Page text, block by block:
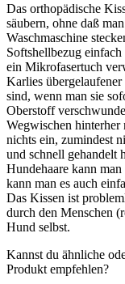
Das orthopädische
säubern, ohne daß
Waschmaschine
Softshellbezug
ein Mikrofasertuch
Karlies
sind, wenn man sie
Oberstoff
Wegwischen hinterher
nichts ein, zumindest
und schnell gehandelt
Hundehaare kann
kann man es auch
Das Kissen ist
durch den Menschen
Hund selbst.
Kannst du ähnliche
Produkt empfehlen?